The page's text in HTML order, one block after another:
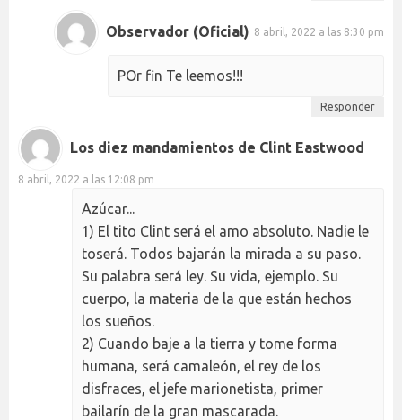
Observador (Oficial) 8 abril, 2022 a las 8:30 pm
POr fin Te leemos!!!
Responder
Los diez mandamientos de Clint Eastwood
8 abril, 2022 a las 12:08 pm
Azúcar...
1) El tito Clint será el amo absoluto. Nadie le
toserá. Todos bajarán la mirada a su paso.
Su palabra será ley. Su vida, ejemplo. Su
cuerpo, la materia de la que están hechos
los sueños.
2) Cuando baje a la tierra y tome forma
humana, será camaleón, el rey de los
disfraces, el jefe marionetista, primer
bailarín de la gran mascarada.